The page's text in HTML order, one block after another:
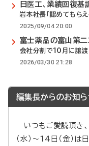
日医工、業績回復基
岩本社長「認めてもらえ
2025/09/04 20:00
富士薬品の富山第二
会社分割で10月に譲渡
2026/03/30 21:28
編集長からのお知ら
いつもご愛読頂き
（水）～14日（金）